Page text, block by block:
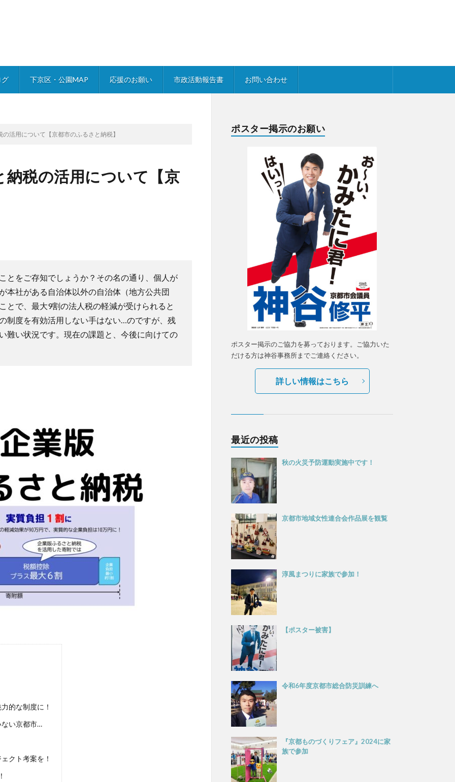
グ 下京区・公園MAP 応援のお願い 市政活動報告書 お問い合わせ
活用について【京都市のふるさと納税】
税の活用について【京
とをご存知でしょうか？その名の通り、個人が
本社がある自治体以外の自治体（地方公共団
とで、最大9割の法人税の軽減が受けられると
制度を有効活用しない手はない…のですが、残
難い状況です。現在の課題と、今後に向けての
的な制度に！
い京都市…
クト考案を！
ポスター掲示のお願い
ポスター掲示のご協力を募っております。ご協力いた
だける方は神谷事務所までご連絡ください。
詳しい情報はこちら
最近の投稿
秋の火災予防運動実施中です！
京都市地域女性連合会作品展を観覧
淳風まつりに家族で参加！
【ポスター被害】
令和6年度京都市総合防災訓練へ
『京都ものづくりフェア』2024に家
族で参加